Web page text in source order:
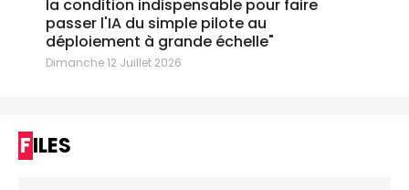
la condition indispensable pour faire
passer l'IA du simple pilote au
déploiement à grande échelle"
Dimanche 12 Juillet 2026
FILES